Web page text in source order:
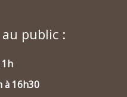
public :
à 16h30